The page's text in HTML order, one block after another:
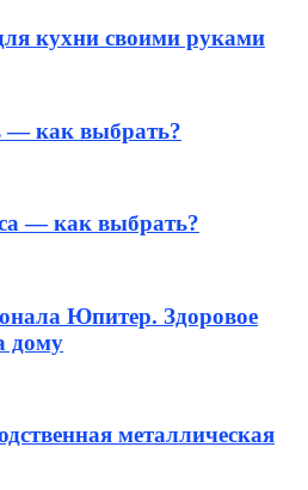
кухни своими руками
— как выбрать?
— как выбрать?
Юпитер. Здоровое
дому
металлическая